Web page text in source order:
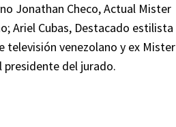
Jonathan Checo, Actual Mister
Ariel Cubas, Destacado estilista
televisión venezolano y ex Mister
presidente del jurado.